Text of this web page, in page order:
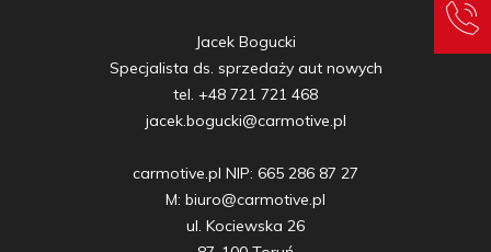
Jacek Bogucki
Specjalista ds. sprzedaży aut nowych
tel. +48 721 721 468
jacek.bogucki@carmotive.pl
carmotive.pl NIP: 665 286 87 27
M: biuro@carmotive.pl
ul. Kociewska 26